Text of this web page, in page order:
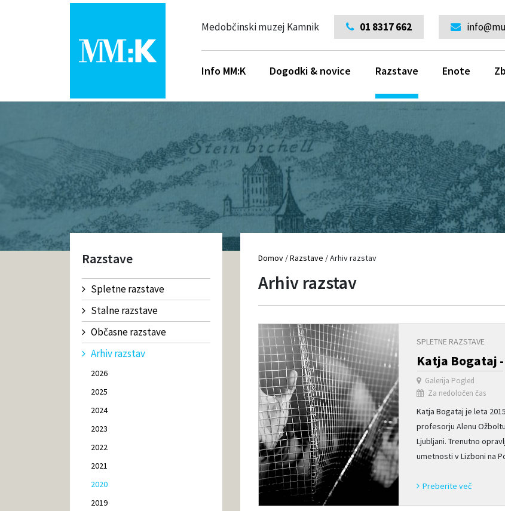
Medobčinski muzej Kamnik 01 8317 662
Info MM:K Dogodki & novice Razstave Enote
Razstave
Spletne razstave
Stalne razstave
Občasne razstave
Arhiv razstav
2026
2025
2024
2023
2022
2021
2020
2019
Domov /Razstave /Arhiv razstav
Arhiv razstav
SPLETNE RAZSTAVE
Katja Bogataj
Galerija Pogled
Za nedoločen čas
Katja Bogataj je leta
profesorju Alenu
Ljubljani. Trenutno
umetnosti v Lizboni na
Preberite več